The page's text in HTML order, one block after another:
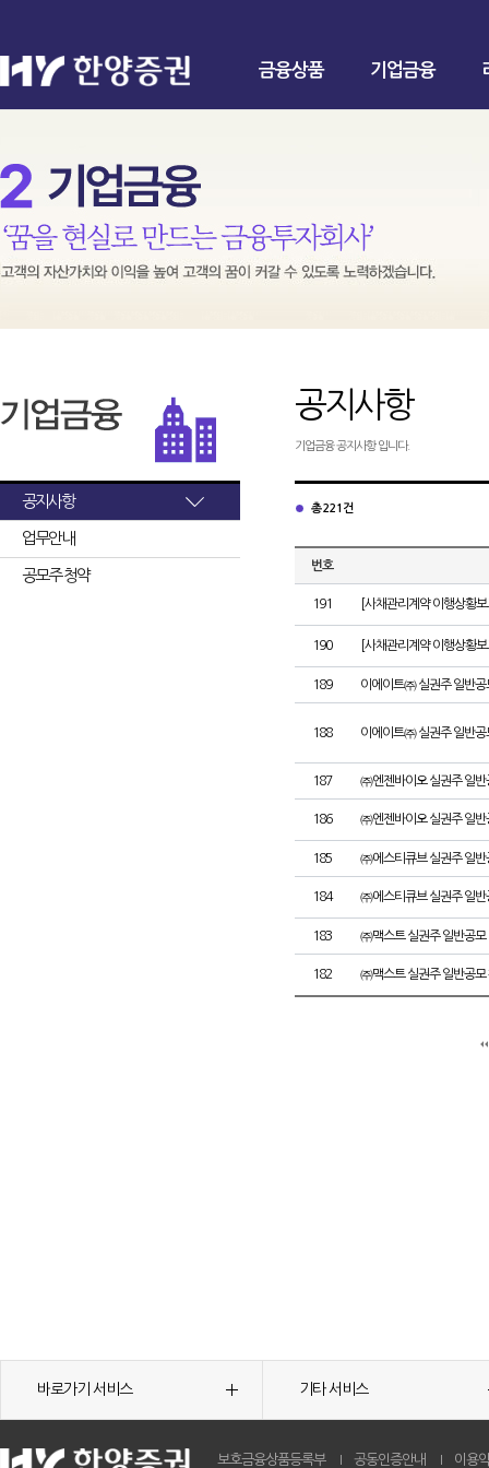
금융상품 기업금융
공지사항
업무안내
공모주 청약
공지사항
기업금융 공지사항 입니다.
총 221건
번호
191 [사채관리계약 이행상황
190 [사채관리계약 이행상황
189 이에이트㈜ 실권주 일반공
188 이에이트㈜ 실권주 일반공
187 ㈜엔젠바이오 실권주 일반
186 ㈜엔젠바이오 실권주 일반
185 ㈜에스티큐브 실권주 일반
184 ㈜에스티큐브 실권주 일반
183 ㈜맥스트 실권주 일반공모
182 ㈜맥스트 실권주 일반공모
바로가기 서비스 기타 서비스
보호금융상품등록부 공동인증안내 이용